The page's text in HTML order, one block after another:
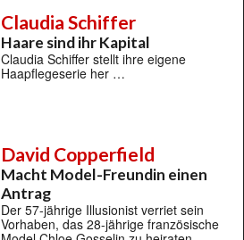
Claudia Schiffer
Haare sind ihr Kapital
Claudia Schiffer stellt ihre eigene
Haapflegeserie her …
David Copperfield
Macht Model-Freundin einen
Antrag
Der 57-jährige Illusionist verriet sein
Vorhaben, das 28-jährige französische